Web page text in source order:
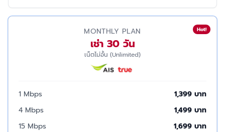
Hot!
MONTHLY PLAN
เช่า 30 วัน
เน็ตไม่อั้น (Unlimited)
1 Mbps
1,399 บาท
4 Mbps
1,499 บาท
15 Mbps
1,699 บาท